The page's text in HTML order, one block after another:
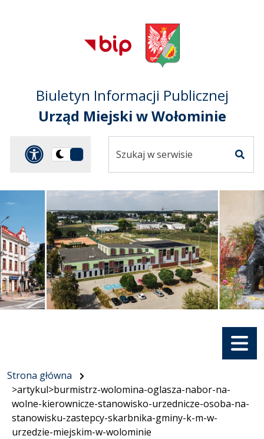
Przejdź do
głównego menu
Przejdź do treści
Przejdź do mapy
serwisu
Biuletyn Informacji Publicznej
Urząd Miejski w Wołominie
Panel dostosowania
Przełącz
ciemną
serwisie
Menu
Strona główna
>artykul>burmistrz-wolomina-oglasza-nabor-na-
wolne-kierownicze-stanowisko-urzednicze-osoba-na-
stanowisku-zastepcy-skarbnika-gminy-k-m-w-
urzedzie-miejskim-w-wolominie